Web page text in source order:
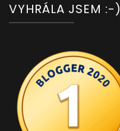
VYHRÁLA JSEM :-)